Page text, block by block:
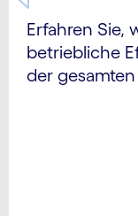
Erfahren Sie,
betriebliche
der